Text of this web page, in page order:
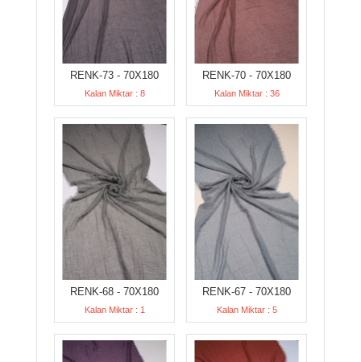
RENK-73 - 70X180
Kalan Miktar : 8
RENK-70 - 70X180
Kalan Miktar : 36
RENK-68 - 70X180
Kalan Miktar : 1
RENK-67 - 70X180
Kalan Miktar : 5